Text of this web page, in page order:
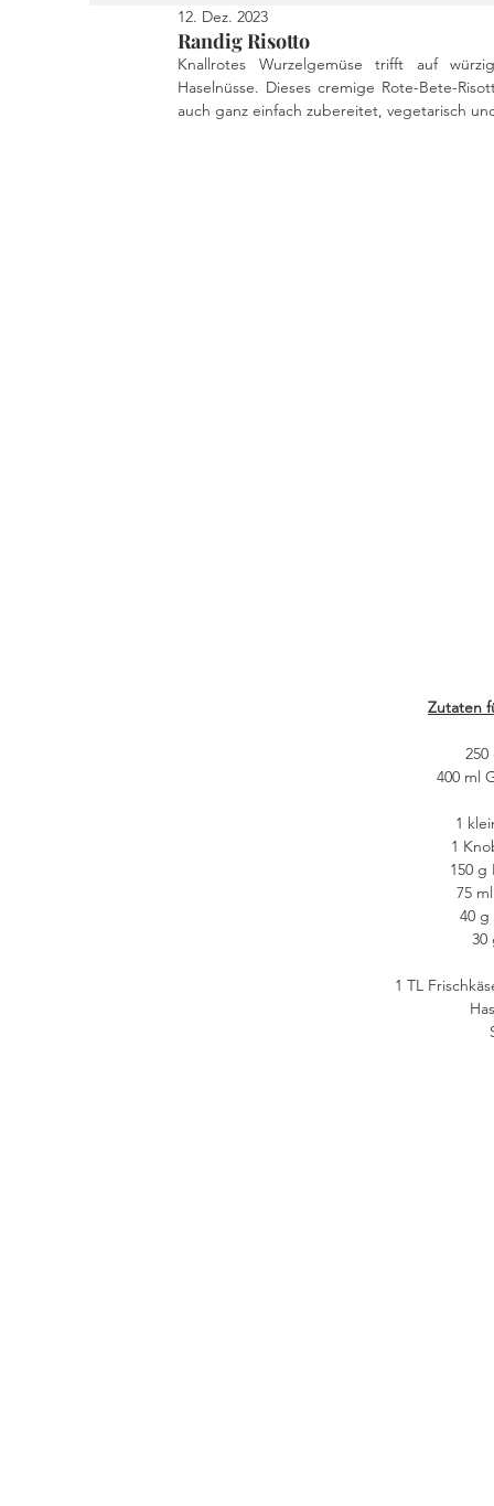
Kuchen und Desserts
Drinks Fingerfood Geschenke aus der
Randig Risotto
12. Dez. 2023
Knallrotes Wurzelgemüse trifft auf
Haselnüsse. Dieses cremige Rote-Bete-
auch ganz einfach zubereitet, vegetarisch
Zutaten
400 ml
1
1
150 g
75
40 g
30
1 TL